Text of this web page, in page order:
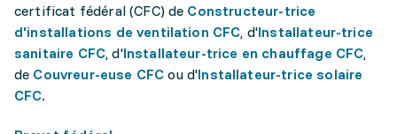
certificat fédéral (CFC) de Constructeur-trice
d'installations de ventilation CFC, d'Installateur-trice
sanitaire CFC, d'Installateur-trice en chauffage CFC,
de Couvreur-euse CFC ou d'Installateur-trice solaire
CFC.